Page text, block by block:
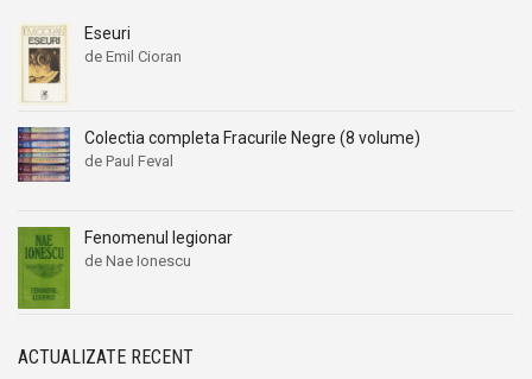
Eseuri
de Emil Cioran
Colectia completa Fracurile Negre (8 volume)
de Paul Feval
Fenomenul legionar
de Nae Ionescu
ACTUALIZATE RECENT